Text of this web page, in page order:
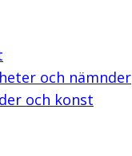
och nämnder
och konst